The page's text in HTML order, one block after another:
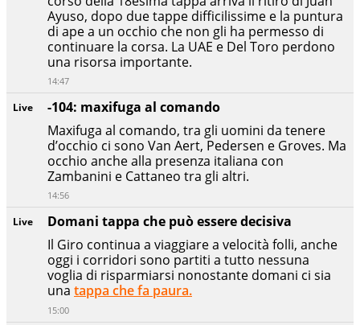
Live
Domani tappa che può essere decisiva
Il Giro continua a viaggiare a velocità folli, anche
oggi i corridori sono partiti a tutto nessuna
voglia di risparmiarsi nonostante domani ci sia
una tappa che fa paura.
15:00
Live
-104: maxifuga al comando
Maxifuga al comando, tra gli uomini da tenere
d’occhio ci sono Van Aert, Pedersen e Groves. Ma
occhio anche alla presenza italiana con
Zambanini e Cattaneo tra gli altri.
14:56
Ayuso, dopo due tappe difficilissime e la puntura
di ape a un occhio che non gli ha permesso di
continuare la corsa. La UAE e Del Toro perdono
una risorsa importante.
14:47